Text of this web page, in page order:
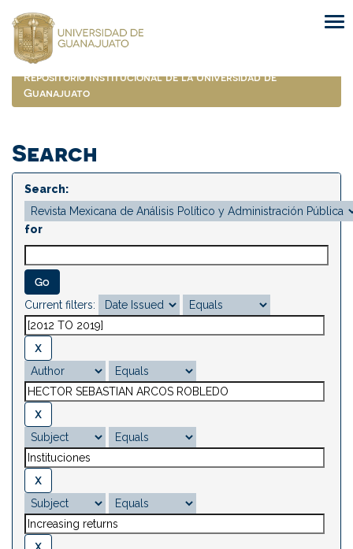
navigation
Repositorio Institucional de la Universidad de
Guanajuato
Search
Search:
for
Current filters: